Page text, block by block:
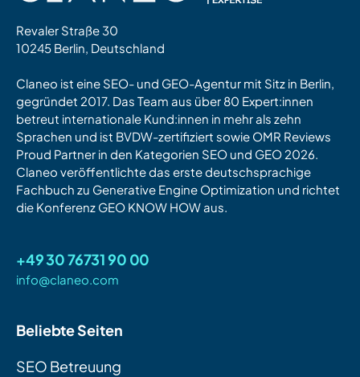
Revaler Straße 30
10245 Berlin, Deutschland
Claneo ist eine SEO- und GEO-Agentur mit Sitz in Berlin,
gegründet 2017. Das Team aus über 80 Expert:innen
betreut internationale Kund:innen in mehr als zehn
Sprachen und ist BVDW-zertifiziert sowie OMR Reviews
Proud Partner in den Kategorien SEO und GEO 2026.
Claneo veröffentlichte das erste deutschsprachige
Fachbuch zu Generative Engine Optimization und richtet
die Konferenz GEO KNOW HOW aus.
+49 30 76731 90 00
info@claneo.com
Beliebte Seiten
SEO Betreuung